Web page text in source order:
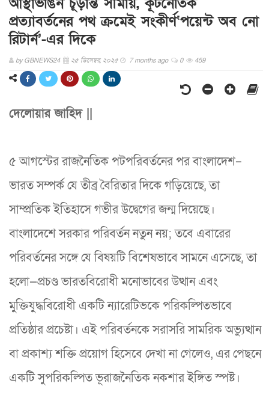
প্রত্যাবর্তনের পথ ক্রমেই সংকীর্ণ‘পয়েন্ট অব নো
রিটার্ন’-এর দিকে
byGBNEWS24 ২৫ ডিসেম্বর, ২০২৫ 7 months ago 0 459
দেলোয়ার জাহিদ ||
৫ আগস্টের রাজনৈতিক পটপরিবর্তনের পর বাংলাদেশ–
ভারত সম্পর্ক যে তীব্র বৈরিতার দিকে গড়িয়েছে, তা
সাম্প্রতিক ইতিহাসে গভীর উদ্বেগের জন্ম দিয়েছে।
বাংলাদেশে সরকার পরিবর্তন নতুন নয়; তবে এবারের
পরিবর্তনের সঙ্গে যে বিষয়টি বিশেষভাবে সামনে এসেছে, তা
হলো—প্রচণ্ড ভারতবিরোধী মনোভাবের উত্থান এবং
মুক্তিযুদ্ধবিরোধী একটি ন্যারেটিভকে পরিকল্পিতভাবে
প্রতিষ্ঠার প্রচেষ্টা। এই পরিবর্তনকে সরাসরি সামরিক অভ্যুত্থান
বা প্রকাশ্য শক্তি প্রয়োগ হিসেবে দেখা না গেলেও, এর পেছনে
একটি সুপরিকল্পিত ভূরাজনৈতিক নকশার ইঙ্গিত স্পষ্ট।